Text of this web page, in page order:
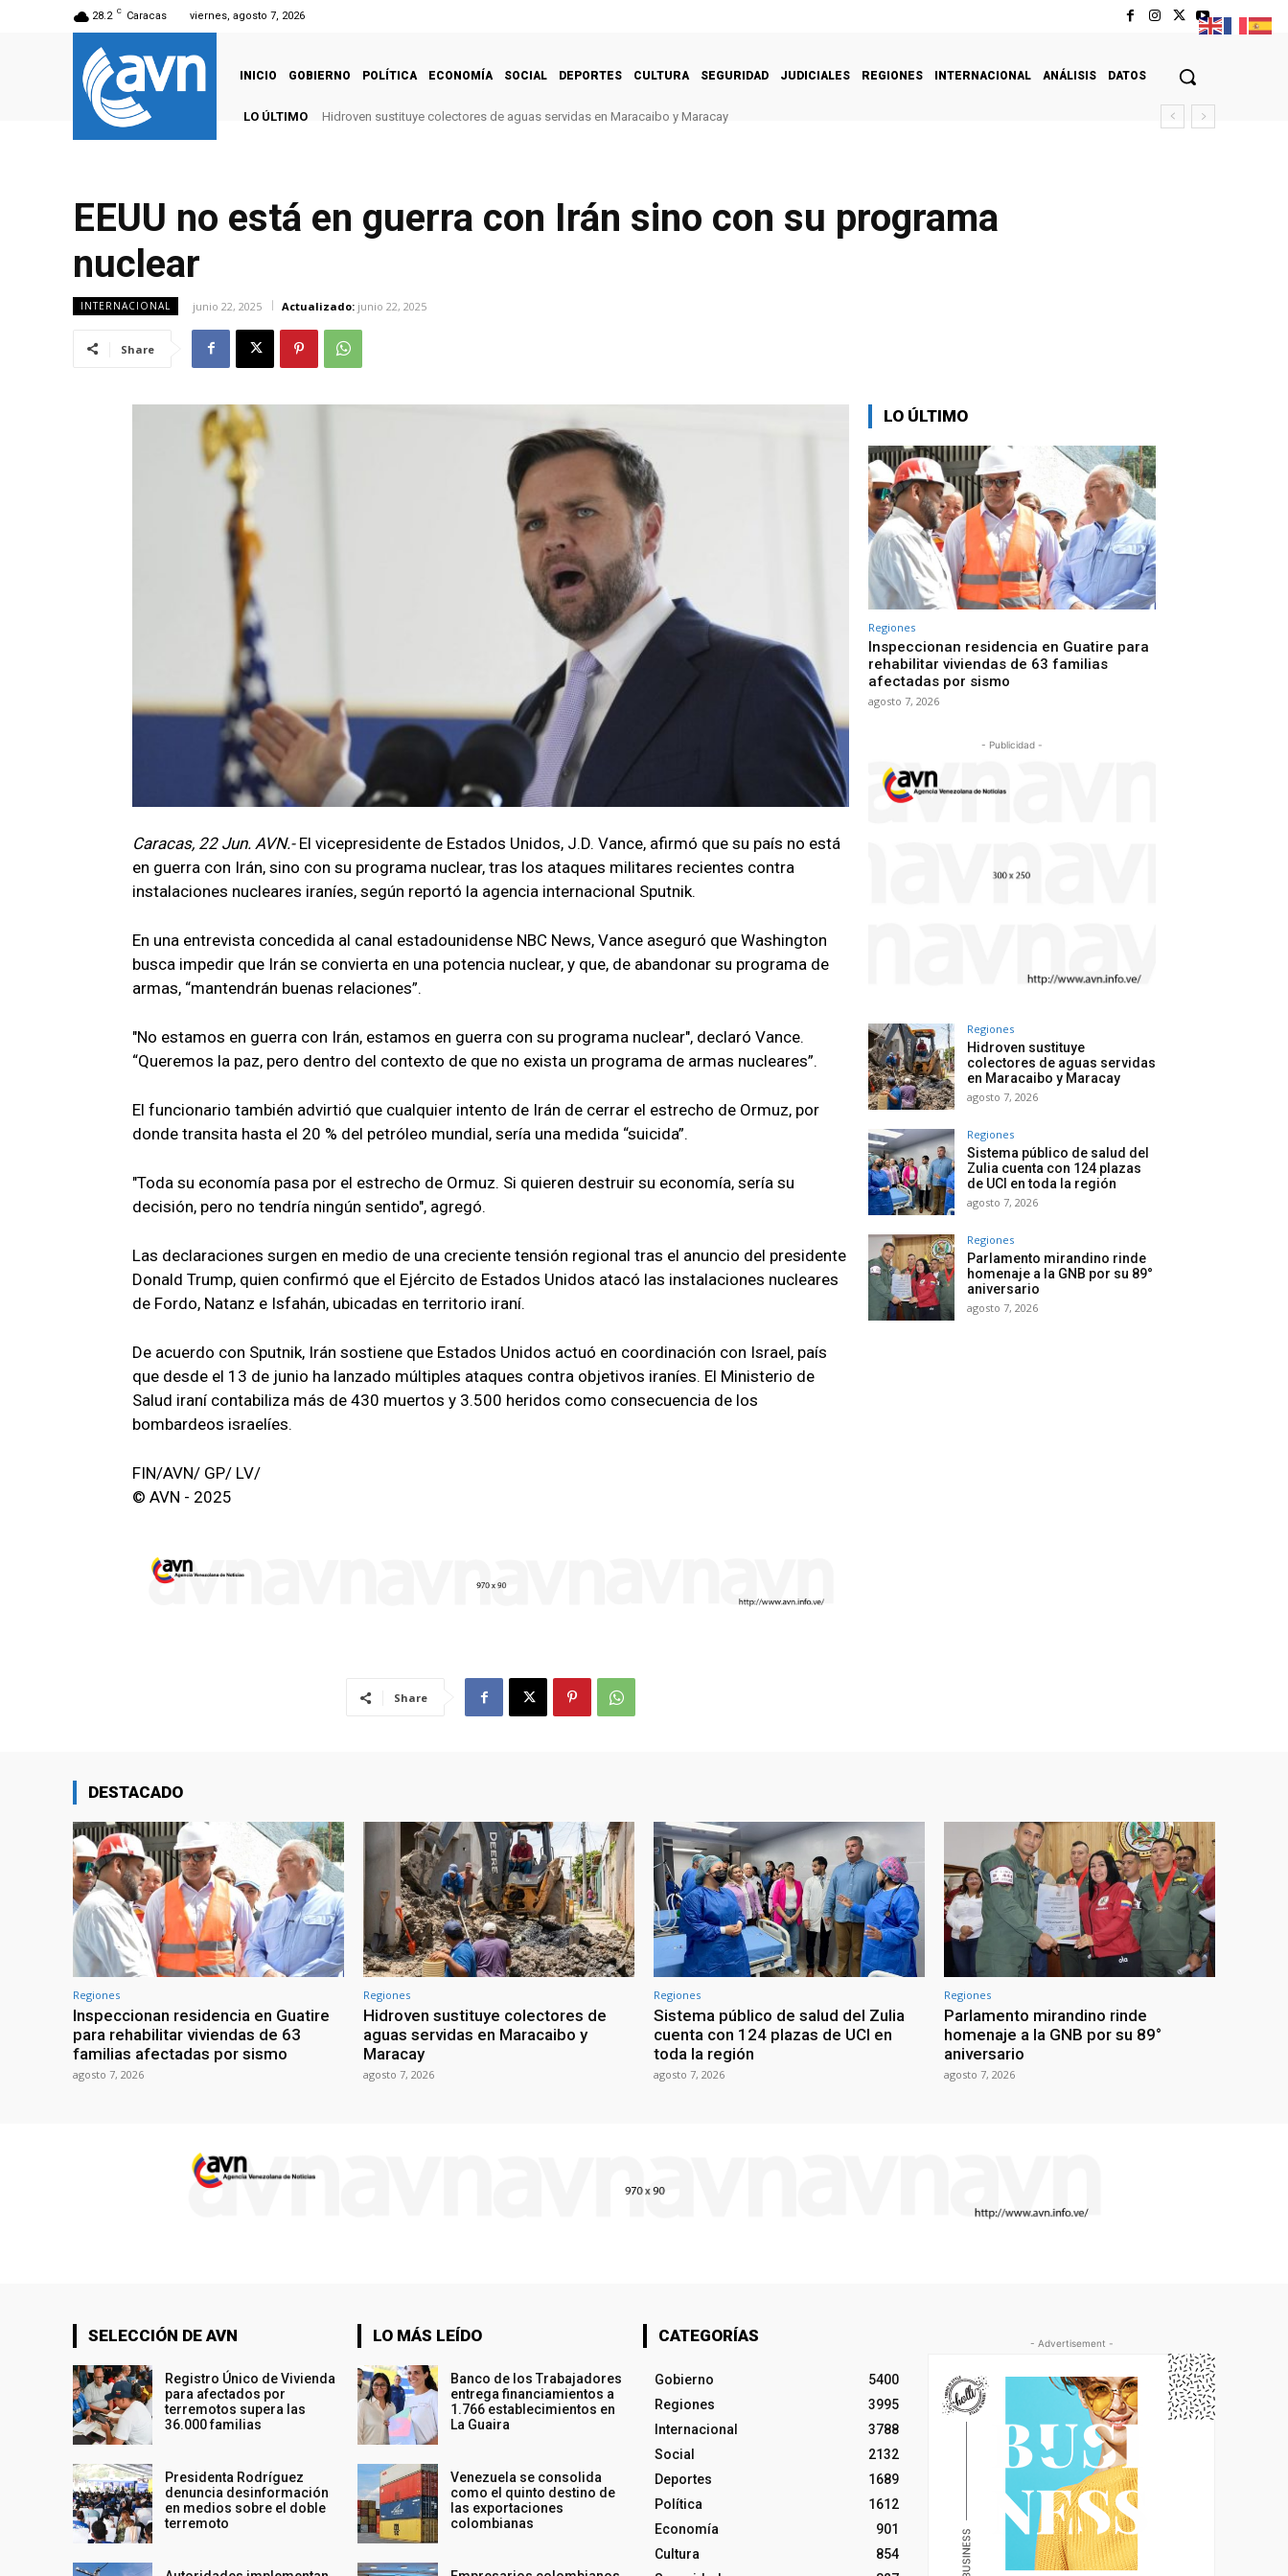
28.2 C Caracas viernes, agosto 7, 2026
INICIO GOBIERNO POLÍTICA ECONOMÍA SOCIAL DEPORTES CULTURA SEGURIDAD JUDICIALES REGIONES INTERNACIONAL ANÁLISIS DATOS
LO ÚLTIMO Hidroven sustituye colectores de aguas servidas en Maracaibo y Maracay
EEUU no está en guerra con Irán sino con su programa
nuclear
INTERNACIONAL junio 22, 2025 Actualizado: junio 22, 2025
Share
Caracas, 22 Jun. AVN.- El vicepresidente de Estados Unidos, J.D. Vance, afirmó que su país no está
en guerra con Irán, sino con su programa nuclear, tras los ataques militares recientes contra
instalaciones nucleares iraníes, según reportó la agencia internacional Sputnik.
En una entrevista concedida al canal estadounidense NBC News, Vance aseguró que Washington
busca impedir que Irán se convierta en una potencia nuclear, y que, de abandonar su programa de
armas, “mantendrán buenas relaciones”.
"No estamos en guerra con Irán, estamos en guerra con su programa nuclear", declaró Vance.
“Queremos la paz, pero dentro del contexto de que no exista un programa de armas nucleares”.
El funcionario también advirtió que cualquier intento de Irán de cerrar el estrecho de Ormuz, por
donde transita hasta el 20 % del petróleo mundial, sería una medida “suicida”.
"Toda su economía pasa por el estrecho de Ormuz. Si quieren destruir su economía, sería su
decisión, pero no tendría ningún sentido", agregó.
Las declaraciones surgen en medio de una creciente tensión regional tras el anuncio del presidente
Donald Trump, quien confirmó que el Ejército de Estados Unidos atacó las instalaciones nucleares
de Fordo, Natanz e Isfahán, ubicadas en territorio iraní.
De acuerdo con Sputnik, Irán sostiene que Estados Unidos actuó en coordinación con Israel, país
que desde el 13 de junio ha lanzado múltiples ataques contra objetivos iraníes. El Ministerio de
Salud iraní contabiliza más de 430 muertos y 3.500 heridos como consecuencia de los
bombardeos israelíes.
FIN/AVN/ GP/ LV/
© AVN - 2025
Share
LO ÚLTIMO
Regiones
Inspeccionan residencia en Guatire para
rehabilitar viviendas de 63 familias
afectadas por sismo
agosto 7, 2026
- Publicidad -
Regiones
Hidroven sustituye
colectores de aguas servidas
en Maracaibo y Maracay
agosto 7, 2026
Regiones
Sistema público de salud del
Zulia cuenta con 124 plazas
de UCI en toda la región
agosto 7, 2026
Regiones
Parlamento mirandino rinde
homenaje a la GNB por su 89°
aniversario
agosto 7, 2026
DESTACADO
Regiones
Inspeccionan residencia en Guatire
para rehabilitar viviendas de 63
familias afectadas por sismo
agosto 7, 2026
Regiones
Hidroven sustituye colectores de
aguas servidas en Maracaibo y
Maracay
agosto 7, 2026
Regiones
Sistema público de salud del Zulia
cuenta con 124 plazas de UCI en
toda la región
agosto 7, 2026
Regiones
Parlamento mirandino rinde
homenaje a la GNB por su 89°
aniversario
agosto 7, 2026
SELECCIÓN DE AVN
Registro Único de Vivienda
para afectados por
terremotos supera las
36.000 familias
Presidenta Rodríguez
denuncia desinformación
en medios sobre el doble
terremoto
LO MÁS LEÍDO
Banco de los Trabajadores
entrega financiamientos a
1.766 establecimientos en
La Guaira
Venezuela se consolida
como el quinto destino de
las exportaciones
colombianas
CATEGORÍAS
Gobierno
5400
Regiones
3995
Internacional
3788
Social
2132
Deportes
1689
Política
1612
Economía
901
Cultura
854
- Advertisement -